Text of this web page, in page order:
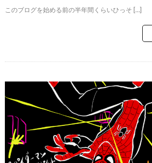
このブログを始める前の半年間くらいひっそ […]